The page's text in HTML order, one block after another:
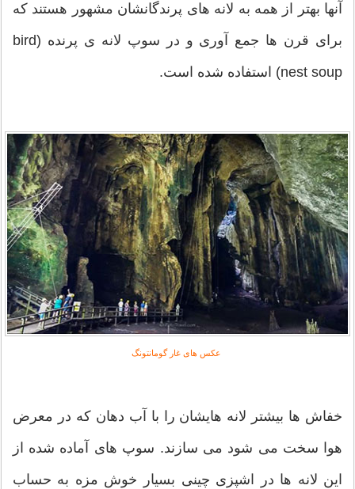
آنها بهتر از همه به لانه های پرندگانشان مشهور هستند که
برای قرن ها جمع آوری و در سوپ لانه ی پرنده (bird
nest soup) استفاده شده است.
عکس های غار گومانتونگ
خفاش ها بیشتر لانه هایشان را با آب دهان که در معرض
هوا سخت می شود می سازند. سوپ های آماده شده از
این لانه ها در اشپزی چینی بسیار خوش مزه به حساب